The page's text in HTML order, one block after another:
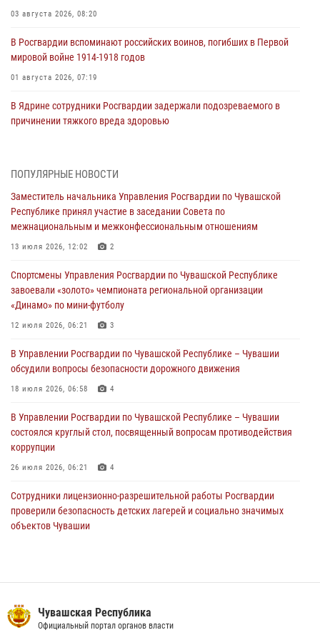
03 августа 2026, 08:20
В Росгвардии вспоминают российских воинов, погибших в Первой
мировой войне 1914-1918 годов
01 августа 2026, 07:19
В Ядрине сотрудники Росгвардии задержали подозреваемого в
причинении тяжкого вреда здоровью
1 августа – День дежурной службы войск национальной гвардии
Директор Росгвардии Герой России генерал армии Виктор Золотов
поздравил специалистов подразделений тыла с профессиональным
01 августа 2026, 00:01
В Чебоксарах при участии спецназа Росгвардии изъята крупная
партия немаркированной никотиносодержащей продукции (видео)
Сотрудник вневедомственной охраны Росгвардии рассказал
корреспонденту Издательского дома «Хыпар» о службе в ВДВ
ПОПУЛЯРНЫЕ НОВОСТИ
Заместитель начальника Управления Росгвардии по Чувашской
Республике принял участие в заседании Совета по
межнациональным и межконфессиональным отношениям
13 июля 2026, 12:02 2
Спортсмены Управления Росгвардии по Чувашской Республике
завоевали «золото» чемпионата региональной организации
«Динамо» по мини-футболу
12 июля 2026, 06:21 3
В Управлении Росгвардии по Чувашской Республике – Чувашии
обсудили вопросы безопасности дорожного движения
18 июля 2026, 06:58 4
В Управлении Росгвардии по Чувашской Республике – Чувашии
состоялся круглый стол, посвященный вопросам противодействия
коррупции
26 июля 2026, 06:21 4
Сотрудники лицензионно-разрешительной работы Росгвардии
проверили безопасность детских лагерей и социально значимых
объектов Чувашии
06 июля 2026, 11:23 3
Чувашская Республика
Официальный портал органов власти